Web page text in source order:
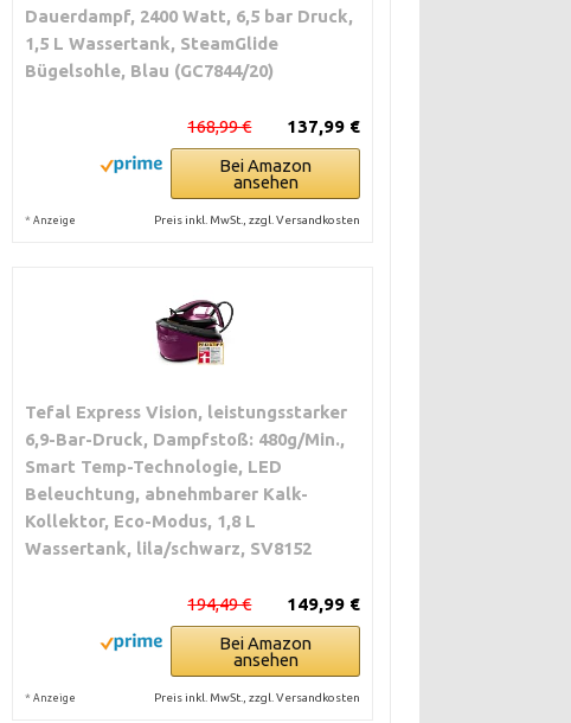
Dauerdampf, 2400 Watt, 6,5 bar Druck,
1,5 L Wassertank, SteamGlide
Bügelsohle, Blau (GC7844/20)
137,99 €
168,99 €
Bei Amazon
ansehen
* Anzeige Preis inkl. MwSt., zzgl. Versandkosten
Tefal Express Vision, leistungsstarker
6,9-Bar-Druck, Dampfstoß: 480g/Min.,
Smart Temp-Technologie, LED
Beleuchtung, abnehmbarer Kalk-
Kollektor, Eco-Modus, 1,8 L
Wassertank, lila/schwarz, SV8152
149,99 €
194,49 €
Bei Amazon
ansehen
* Anzeige Preis inkl. MwSt., zzgl. Versandkosten